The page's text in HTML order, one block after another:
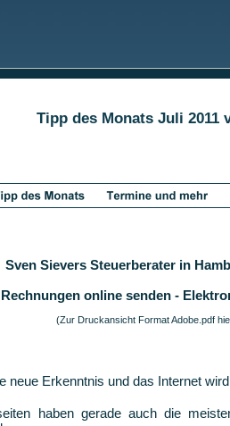
Tipp des Monats Juli 2011
Sven Sievers Steuerberater in
Rechnungen online senden -
(Zur Druckansicht Format Adobe.pdf
neue Erkenntnis und das Internet
haben gerade auch die